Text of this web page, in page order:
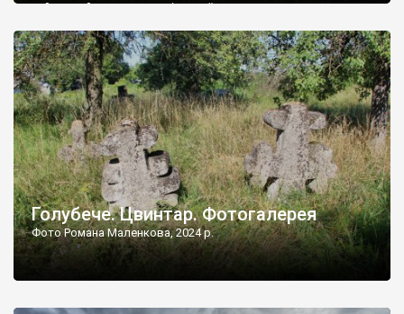
найкращий регулятор шкідливої, для старих кладовищ,
бруньками, кози ті бруньки обгризають, бо то улюблений
делікатес. На цвинтарі у Голубечому ціла колекція
різноманітних форм хрестів. Село відносно невелике, […]
Голубече. Цвинтар. Фотогалерея
Фото Романа Маленкова, 2024 р.